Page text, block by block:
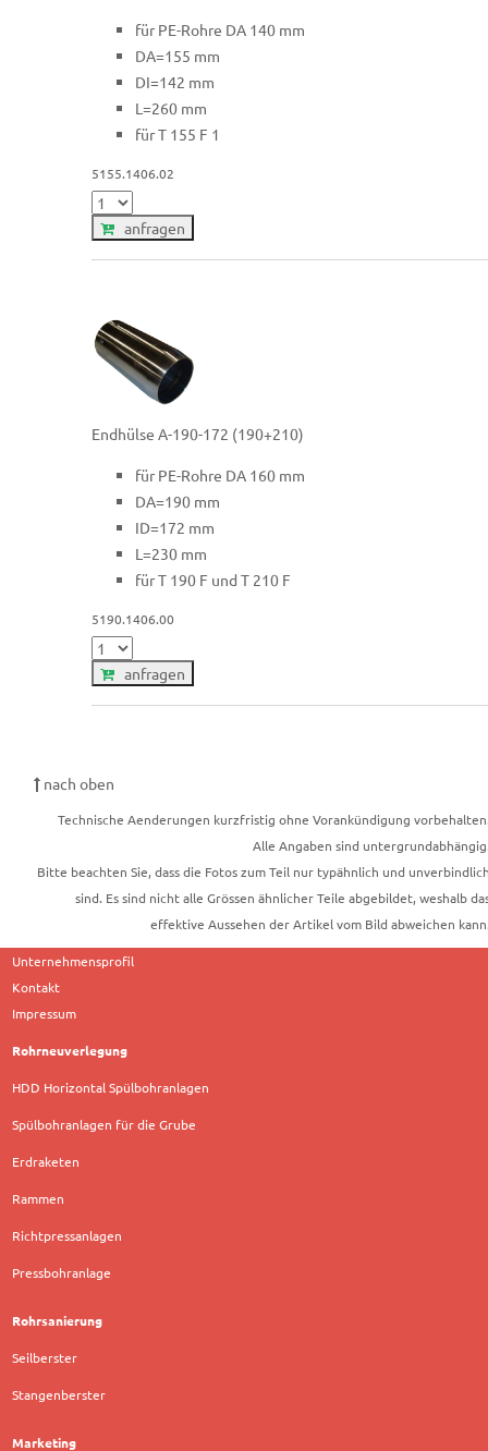
für PE-Rohre DA 140 mm
DA=155 mm
DI=142 mm
L=260 mm
für T 155 F 1
5155.1406.02
anfragen
Endhülse A-190-172 (190+210)
für PE-Rohre DA 160 mm
DA=190 mm
ID=172 mm
L=230 mm
für T 190 F und T 210 F
5190.1406.00
anfragen
nach oben
Technische Aenderungen kurzfristig ohne Vorankündigung
Alle Angaben sind
Bitte beachten Sie, dass die Fotos zum Teil nur typähnlich und
sind. Es sind nicht alle Grössen ähnlicher Teile abgebildet, weshalb
effektive Aussehen der Artikel vom Bild abweichen
Unternehmensprofil
Kontakt
Impressum
Rohrneuverlegung
HDD Horizontal Spülbohranlagen
Spülbohranlagen für die Grube
Erdraketen
Rammen
Richtpressanlagen
Pressbohranlage
Rohrsanierung
Seilberster
Stangenberster
Marketing